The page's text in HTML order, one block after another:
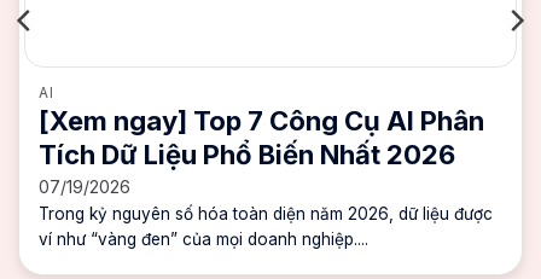
AI
[Xem ngay] Top 7 Công Cụ AI Phân
Tích Dữ Liệu Phổ Biến Nhất 2026
07/19/2026
Trong kỷ nguyên số hóa toàn diện năm 2026, dữ liệu được
ví như “vàng đen” của mọi doanh nghiệp....